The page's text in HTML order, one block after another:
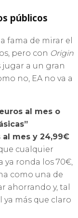
públicos
fama de mirar el
pero con Origin
a un gran
no, EA no va a
al mes o
mes y 24,99€
cualquier
ronda los 70€,
como una de
ahorrando y, tal
ya más que claro